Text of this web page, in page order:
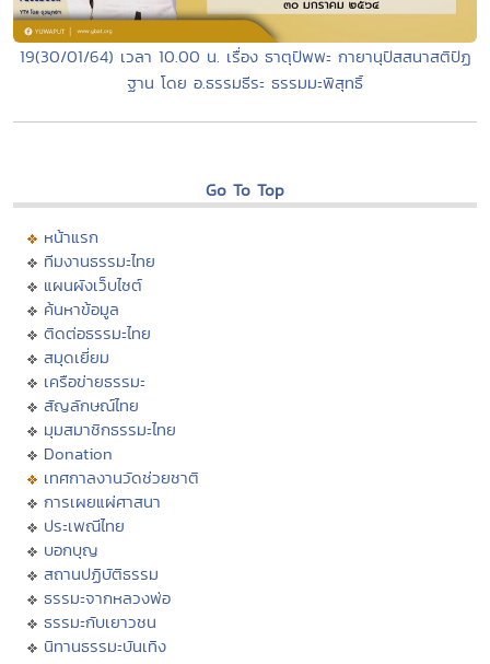
19(30/01/64) เวลา 10.00 น. เรื่อง ธาตุปัพพะ กายานุปัสสนาสติปัฏ
ฐาน โดย อ.ธรรมธีระ ธรรมมะพิสุทธิ์
Go To Top
หน้าแรก
ทีมงานธรรมะไทย
แผนผังเว็บไซต์
ค้นหาข้อมูล
ติดต่อธรรมะไทย
สมุดเยี่ยม
เครือข่ายธรรมะ
สัญลักษณ์ไทย
มุมสมาชิกธรรมะไทย
Donation
เทศกาลงานวัดช่วยชาติ
การเผยแผ่ศาสนา
ประเพณีไทย
บอกบุญ
สถานปฏิบัติธรรม
ธรรมะจากหลวงพ่อ
ธรรมะกับเยาวชน
นิทานธรรมะบันเทิง